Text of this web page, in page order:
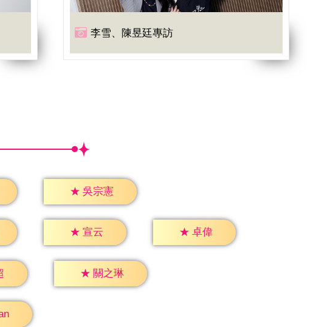
李雪、陳昱廷專訪
★ 吳宗憲
★ 宣云 ★ 卓偉
★ 關之琳